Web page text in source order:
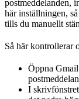
postmeddelanden,
här inställningen,
tills du manuellt
Så här kontrollerar
Öppna
I